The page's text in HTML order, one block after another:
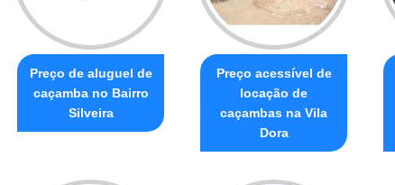
Preço de aluguel de
caçamba no Bairro
Silveira
Preço acessível de
locação de
caçambas na Vila
Dora